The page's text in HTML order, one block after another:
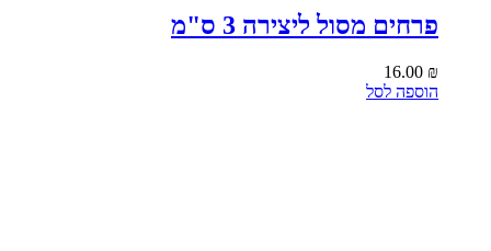
פרחים מסול ליצירה 3 ס"מ
16.00 ₪
הוספה לסל